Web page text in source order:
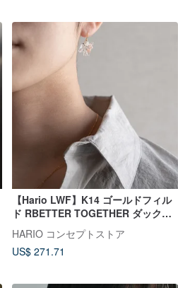
【Hario LWF】K14 ゴールドフィル
ド RBETTER TOGETHER ダックス
フンド ハンドメイド ガラス イヤリ
ング
HARIO コンセプトストア
US$ 271.71